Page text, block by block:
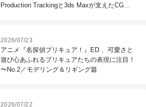
Production Trackingと3ds Maxが支えたCG制
2026/07/23
アニメ『名探偵プリキュア！』ED 、可愛さと
遊び心あふれるプリキュアたちの表現に注目！
〜No.2／モデリング＆リギング篇
2026/07/22